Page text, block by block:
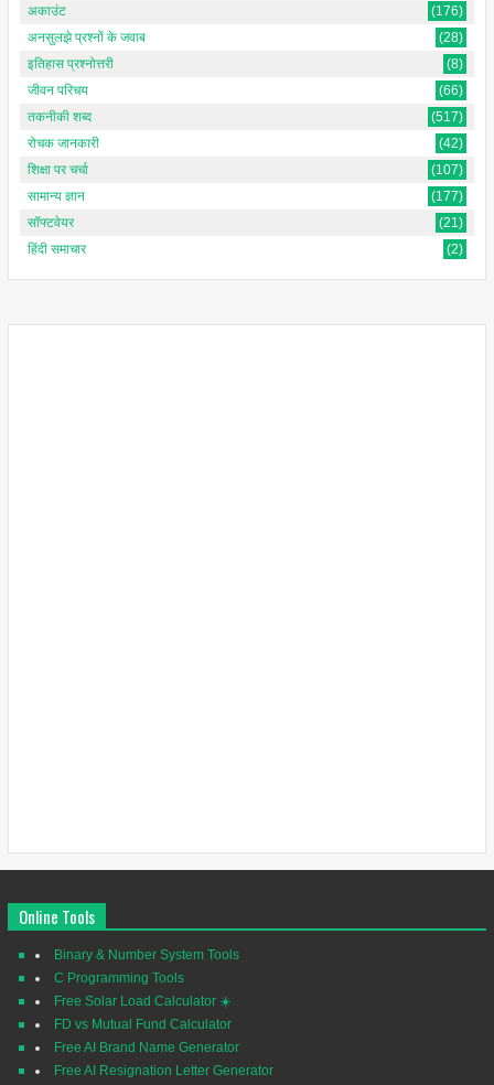
अकाउंट
(176)
अनसुलझे प्रश्नों के जवाब
(28)
इतिहास प्रश्नोत्तरी
(8)
जीवन परिचय
(66)
तकनीकी शब्द
(517)
रोचक जानकारी
(42)
शिक्षा पर चर्चा
(107)
सामान्य ज्ञान
(177)
सॉफ्टवेयर
(21)
हिंदी समाचार
(2)
Online Tools
Binary & Number System Tools
C Programming Tools
Free Solar Load Calculator ☀️
FD vs Mutual Fund Calculator
Free AI Brand Name Generator
Free AI Resignation Letter Generator